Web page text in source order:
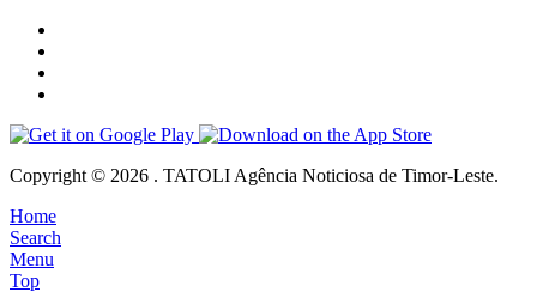
Copyright © 2026 . TATOLI Agência Noticiosa de Timor-Leste.
Home
Search
Menu
Top